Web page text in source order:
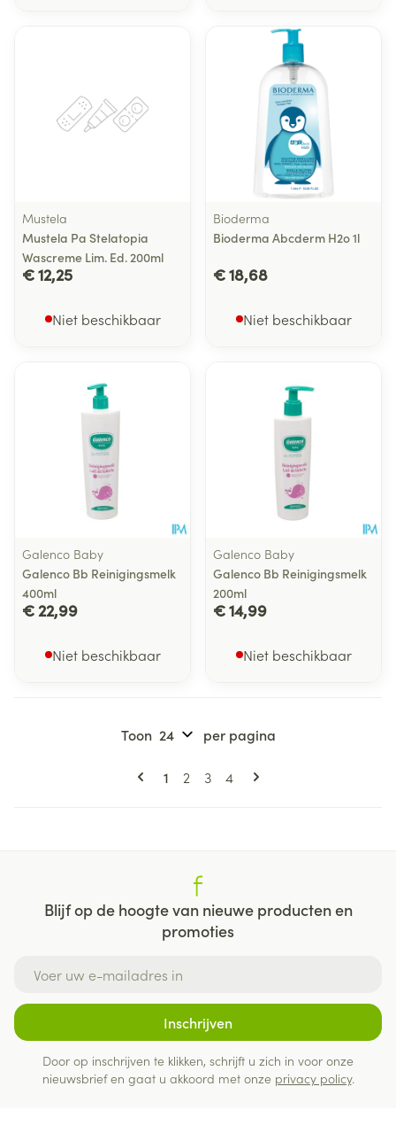
Mustela
Mustela Pa Stelatopia
Wascreme Lim. Ed. 200ml
€ 12,25
Niet beschikbaar
Bioderma
Bioderma Abcderm H2o 1l
€ 18,68
Niet beschikbaar
Galenco Baby
Galenco Bb Reinigingsmelk
400ml
€ 22,99
Niet beschikbaar
Galenco Baby
Galenco Bb Reinigingsmelk
200ml
€ 14,99
Niet beschikbaar
Pagina's
U lees momenteel pagina
1 Pagina
2 Pagina
3 Pagina
4
Toon per pagina
Blijf op de hoogte van nieuwe producten en
promoties
Inschrijven
Door op inschrijven te klikken, schrijft u zich in voor onze
nieuwsbrief en gaat u akkoord met onze privacy policy.